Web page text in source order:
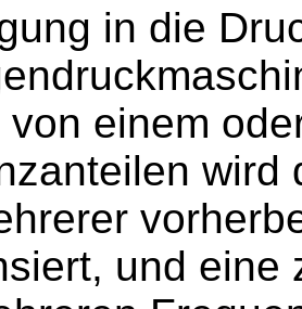
in die
von einem
wird
und eine